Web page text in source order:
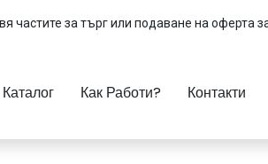
частите за търг или подаване на оферта
Каталог Как Работи? Контакти